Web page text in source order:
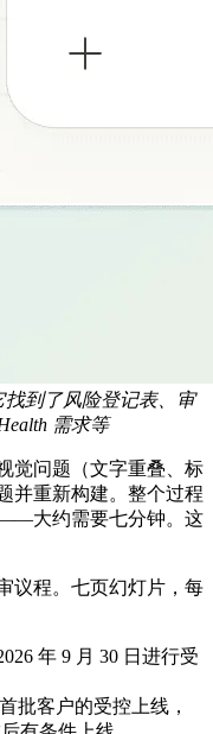
到了风险登记表、审
需求等
觉问题（文字重叠、标
并重新构建。整个过程
大约需要七分钟。这
议程。七页幻灯片，每
年 9 月 30 日进行受
批客户的受控上线，